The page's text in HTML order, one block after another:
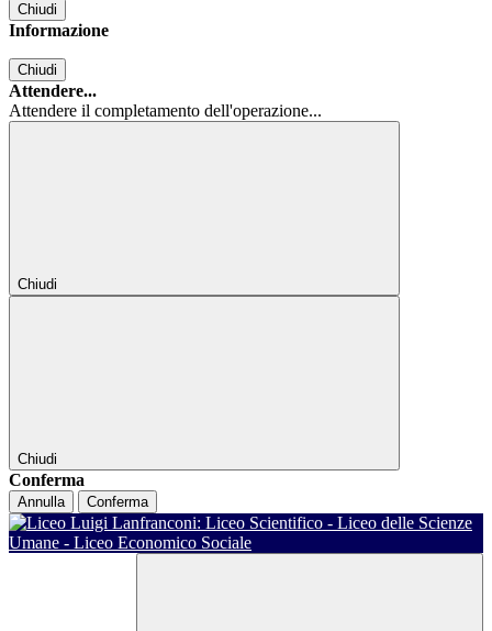
Chiudi
Informazione
Chiudi
Attendere...
Attendere il completamento dell'operazione...
Chiudi
Chiudi
Conferma
Annulla Conferma